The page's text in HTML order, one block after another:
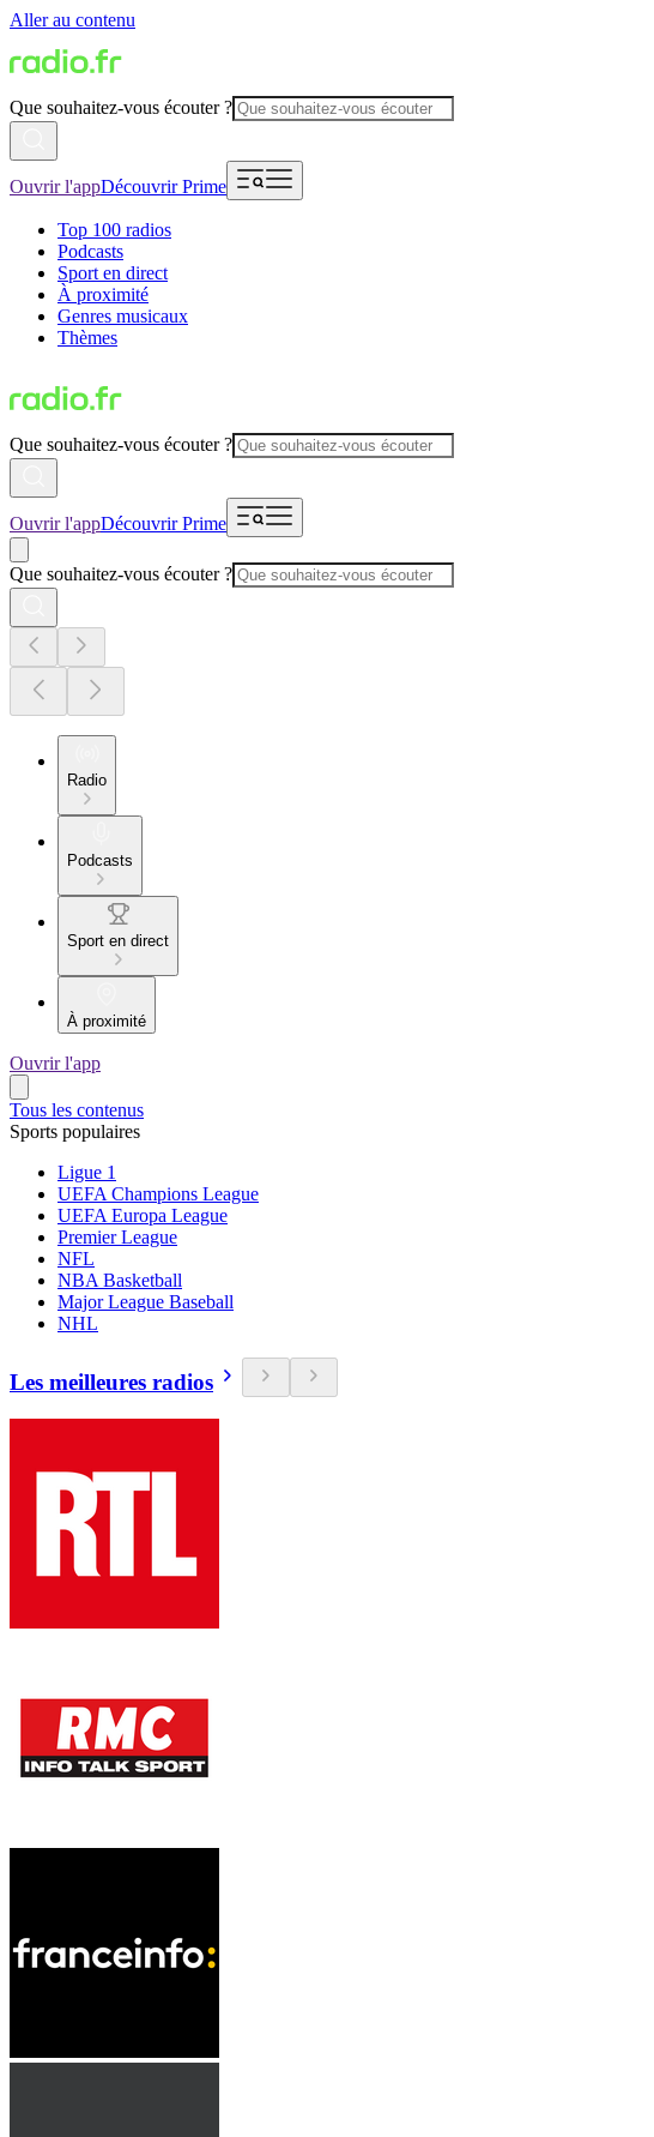
Aller au contenu
Que souhaitez-vous écouter ?
Ouvrir l'appDécouvrir Prime
Top 100 radios
Podcasts
Sport en direct
À proximité
Genres musicaux
Thèmes
Que souhaitez-vous écouter ?
Ouvrir l'appDécouvrir Prime
Que souhaitez-vous écouter ?
Radio
Podcasts
Sport en direct
À proximité
Ouvrir l'app
Tous les contenus
Sports populaires
Ligue 1
UEFA Champions League
UEFA Europa League
Premier League
NFL
NBA Basketball
Major League Baseball
NHL
Les meilleures radios